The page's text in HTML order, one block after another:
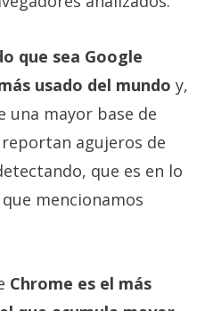
que sea Google
usado del mundo y,
una mayor base de
agujeros de
que es en lo
mencionamos
Chrome es el más